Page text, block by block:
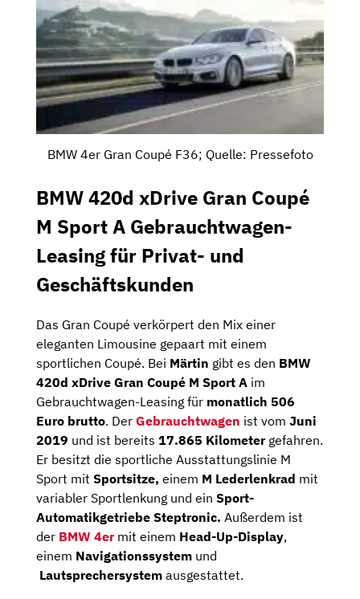
BMW 4er Gran Coupé F36; Quelle: Pressefoto
BMW 420d xDrive Gran Coupé
M Sport A Gebrauchtwagen-
Leasing für Privat- und
Geschäftskunden
Das Gran Coupé verkörpert den Mix einer
eleganten Limousine gepaart mit einem
sportlichen Coupé. Bei Märtin gibt es den BMW
420d xDrive Gran Coupé M Sport A im
Gebrauchtwagen-Leasing für monatlich 506
Euro brutto. Der Gebrauchtwagen ist vom Juni
2019 und ist bereits 17.865 Kilometergefahren.
Er besitzt die sportliche Ausstattungslinie M
Sport mit Sportsitze, einem M Lederlenkrad mit
variabler Sportlenkung und ein Sport-
Automatikgetriebe Steptronic. Außerdem ist
der BMW 4ermit einem Head-Up-Display,
einem Navigationssystem und
Lautsprechersystem ausgestattet.